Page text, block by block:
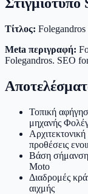
Στιγμιότυπο
Τίτλος:
Meta περιγραφή:
Folegandros. SEO
Τοπική
μηχανής
προθέσεις
Βάση
Moto
Διαδρομές
αιχμής